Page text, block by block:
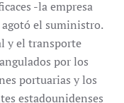
-la empresa
el suministro.
y el transporte
por los
portuarias y los
estadounidenses